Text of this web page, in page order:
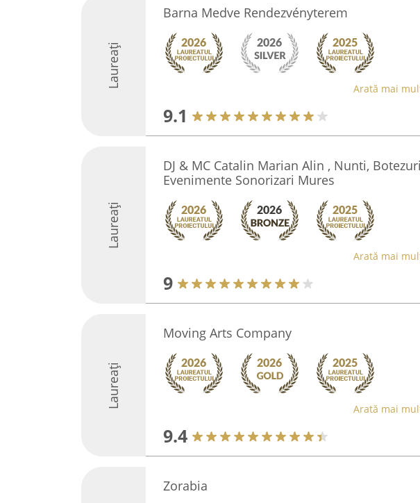
Laureați
Barna Medve Rendezvényterem
Arată mai
9.1
Laureați
DJ & MC Catalin Marian Alin , Nunti,
Evenimente Sonorizari Mures
Arată mai
9
Laureați
Moving Arts Company
Arată mai
9.4
Zorabia